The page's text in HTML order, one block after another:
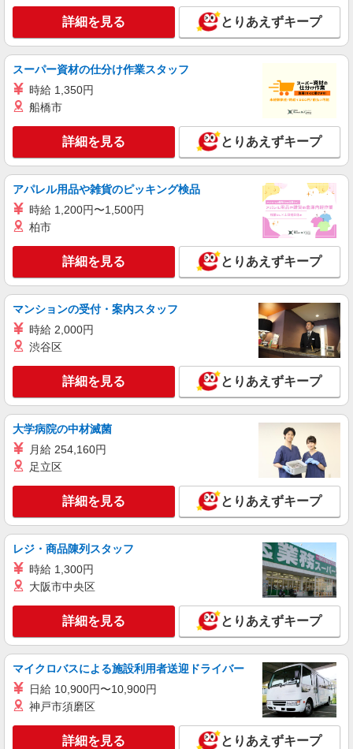
株式会社パソナ・神戸/OKW6001168227
営業事務
時給1550円 ★交通費規定に基づき交通費支給
キープ
派遣社員
株式会社パソナ・神戸/OKW6001177344
営業事務/一般事務
月給226800円 ★交通費規定に基づき交通費支
兵庫県尼崎市（塚口駅）
キープ 詳細を見る
派遣社員
株式会社パソナ・神戸/OKW600117590901
時給1550円 月収例：233000円 ★交通費規定に
基づき交通費支給
兵庫県尼崎市（尼崎駅）
詳細を見る
派遣社員
株式会社パソナ・神戸/OKW600117467501
一般事務/ヘルプデスク
月給253700円 ★交通費規定に基づき交通費支
給
詳細を見る
一般事務/データ入力/経理
月給212700円 ★交通費規定に基づき交通費支
詳細を見る とりあえずキープ
スーパー資材の仕分け作業スタッフ
時給 1,350円
船橋市
詳細を見る とりあえずキープ
アパレル用品や雑貨のピッキング検品
時給 1,200円〜1,500円
柏市
詳細を見る とりあえずキープ
マンションの受付・案内スタッフ
時給 2,000円
渋谷区
詳細を見る とりあえずキープ
大学病院の中材滅菌
月給 254,160円
足立区
詳細を見る とりあえずキープ
レジ・商品陳列スタッフ
時給 1,300円
大阪市中央区
詳細を見る とりあえずキープ
マイクロバスによる施設利用者送迎ドライバー
日給 10,900円〜10,900円
神戸市須磨区
詳細を見る とりあえずキープ